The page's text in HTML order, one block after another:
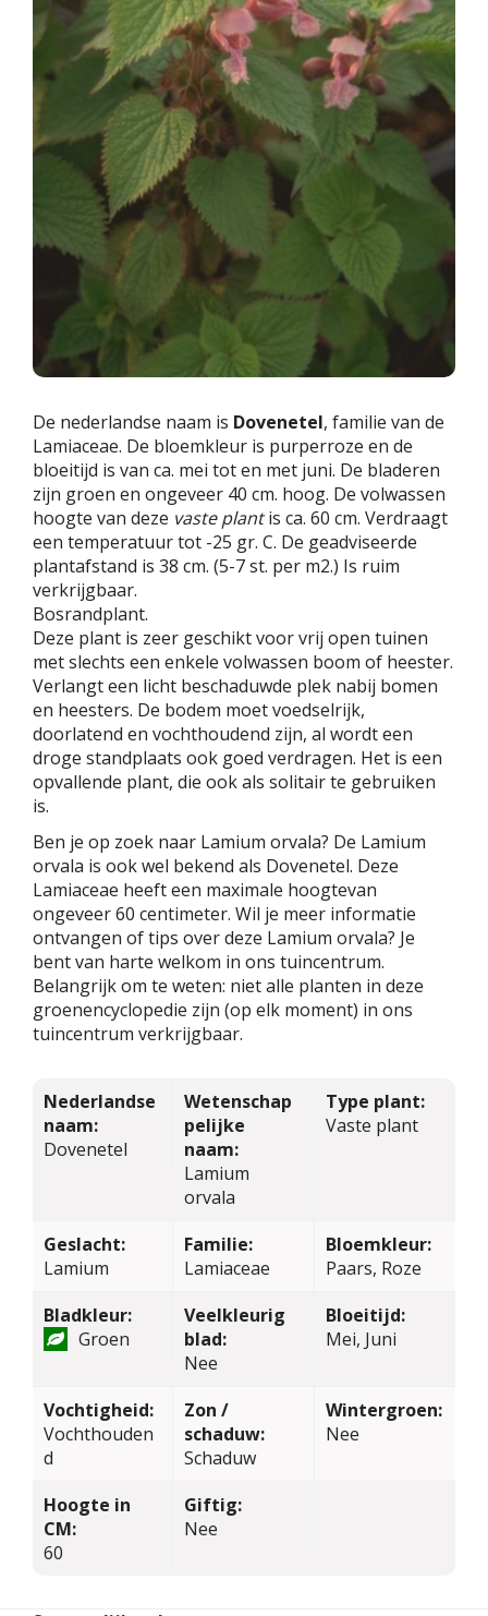
De nederlandse naam is Dovenetel, familie van de
Lamiaceae. De bloemkleur is purperroze en de
bloeitijd is van ca. mei tot en met juni. De bladeren
zijn groen en ongeveer 40 cm. hoog. De volwassen
hoogte van deze vaste plantis ca. 60 cm. Verdraagt
een temperatuur tot -25 gr. C. De geadviseerde
plantafstand is 38 cm. (5-7 st. per m2.) Is ruim
verkrijgbaar.
Bosrandplant.
Deze plant is zeer geschikt voor vrij open tuinen
met slechts een enkele volwassen boom of heester.
Verlangt een licht beschaduwde plek nabij bomen
en heesters. De bodem moet voedselrijk,
doorlatend en vochthoudend zijn, al wordt een
droge standplaats ook goed verdragen. Het is een
opvallende plant, die ook als solitair te gebruiken
is.
Ben je op zoek naar Lamium orvala? De Lamium
orvala is ook wel bekend als Dovenetel. Deze
Lamiaceae heeft een maximale hoogtevan
ongeveer 60 centimeter. Wil je meer informatie
ontvangen of tips over deze Lamium orvala? Je
bent van harte welkom in ons tuincentrum.
Belangrijk om te weten: niet alle planten in deze
groenencyclopedie zijn (op elk moment) in ons
tuincentrum verkrijgbaar.
Nederlandse
naam:
Dovenetel
Wetenschap
pelijke
naam:
Lamium
orvala
Type plant:
Vaste plant
Geslacht:
Lamium
Familie:
Lamiaceae
Bloemkleur:
Paars, Roze
Bladkleur:
Groen
Veelkleurig
blad:
Nee
Bloeitijd:
Mei, Juni
Vochtigheid:
Vochthouden
d
Zon /
schaduw:
Schaduw
Wintergroen:
Nee
Hoogte in
CM:
60
Giftig:
Nee